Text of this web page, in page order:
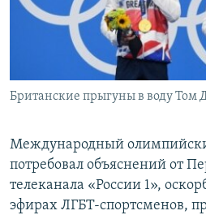
Британские прыгуны в воду Том
Международный
потребовал объяснений от
телеканала «России 1»,
эфирах ЛГБТ-спортсменов,